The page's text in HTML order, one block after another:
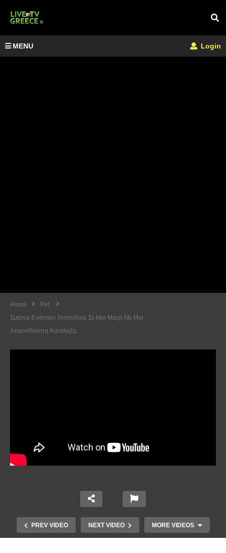
MENU Login
Home
Pet
Σμέρνα Εναντίον Χταποδιού Σε Μια Μάχη Με Μια
Απροσδόκητη Κατάληξη.
PREV VIDEO NEXT VIDEO MORE VIDEOS